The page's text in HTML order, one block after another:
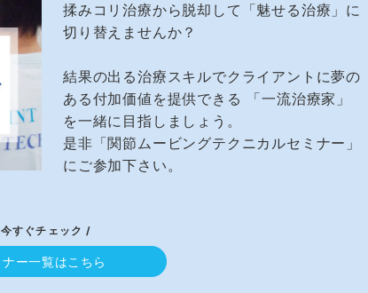
揉みコリ治療から脱却して「魅せる治療」に
切り替えませんか？
結果の出る治療スキルでクライアントに夢の
ある付加価値を提供できる 「一流治療家」
を一緒に目指しましょう。
是非「関節ムービングテクニカルセミナー」
にご参加下さい。
すぐチェック /
ナー一覧はこちら